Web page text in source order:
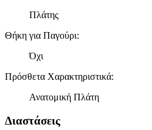
Πλάτης
Θήκη για Παγούρι:
Όχι
Πρόσθετα Χαρακτηριστικά:
Ανατομική Πλάτη
Διαστάσεις